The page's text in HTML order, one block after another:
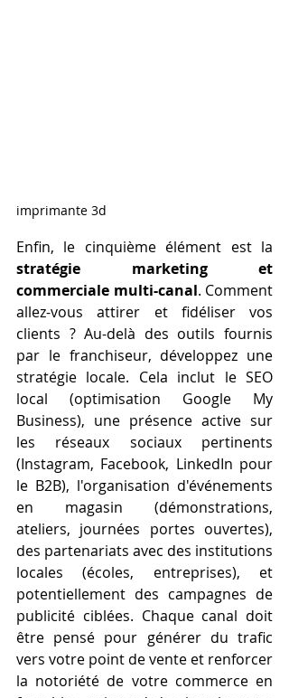
imprimante 3d
stratégie marketing et
commerciale multi-canal. Comment
allez-vous attirer et fidéliser vos
clients ? Au-delà des outils fournis
par le franchiseur, développez une
stratégie locale. Cela inclut le SEO
local (optimisation Google My
Business), une présence active sur
les réseaux sociaux pertinents
(Instagram, Facebook, LinkedIn pour
le B2B), l'organisation d'événements
en magasin (démonstrations,
ateliers, journées portes ouvertes),
des partenariats avec des institutions
locales (écoles, entreprises), et
potentiellement des campagnes de
publicité ciblées. Chaque canal doit
être pensé pour générer du trafic
vers votre point de vente et renforcer
la notoriété de votre commerce en